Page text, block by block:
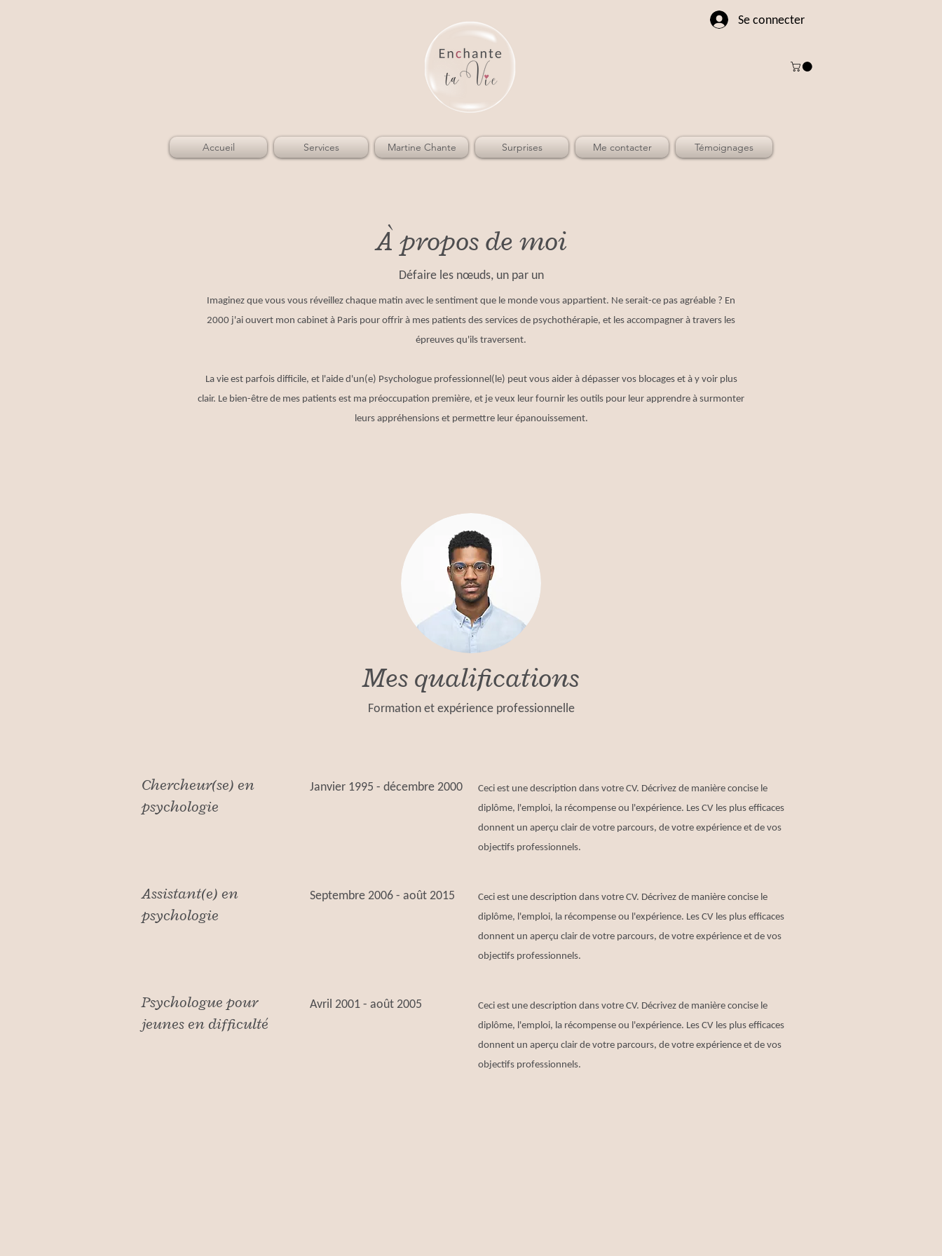
Se connecter
Accueil Services Martine Chante Surprises Me contacter Témoignages
À propos de moi
Défaire les nœuds, un par un
Imaginez que vous vous réveillez chaque matin avec le sentiment que le monde vous appartient. Ne serait-ce pas agréable ? En
2000 j'ai ouvert mon cabinet à Paris pour offrir à mes patients des services de psychothérapie, et les accompagner à travers les
épreuves qu'ils traversent.
La vie est parfois difficile, et l'aide d'un(e) Psychologue professionnel(le) peut vous aider à dépasser vos blocages et à y voir plus
clair. Le bien-être de mes patients est ma préoccupation première, et je veux leur fournir les outils pour leur apprendre à surmonter
leurs appréhensions et permettre leur épanouissement.
Mes qualifications
Formation et expérience professionnelle
Chercheur(se) en
psychologie
Janvier 1995 - décembre 2000
Ceci est une description dans votre CV. Décrivez de manière concise le
diplôme, l'emploi, la récompense ou l'expérience. Les CV les plus efficaces
donnent un aperçu clair de votre parcours, de votre expérience et de vos
objectifs professionnels.
Assistant(e) en
psychologie
Septembre 2006 - août 2015
Ceci est une description dans votre CV. Décrivez de manière concise le
diplôme, l'emploi, la récompense ou l'expérience. Les CV les plus efficaces
donnent un aperçu clair de votre parcours, de votre expérience et de vos
objectifs professionnels.
Psychologue pour
jeunes en difficulté
Avril 2001 - août 2005
Ceci est une description dans votre CV. Décrivez de manière concise le
diplôme, l'emploi, la récompense ou l'expérience. Les CV les plus efficaces
donnent un aperçu clair de votre parcours, de votre expérience et de vos
objectifs professionnels.